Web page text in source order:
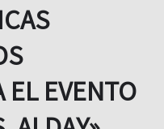
EL EVENTO